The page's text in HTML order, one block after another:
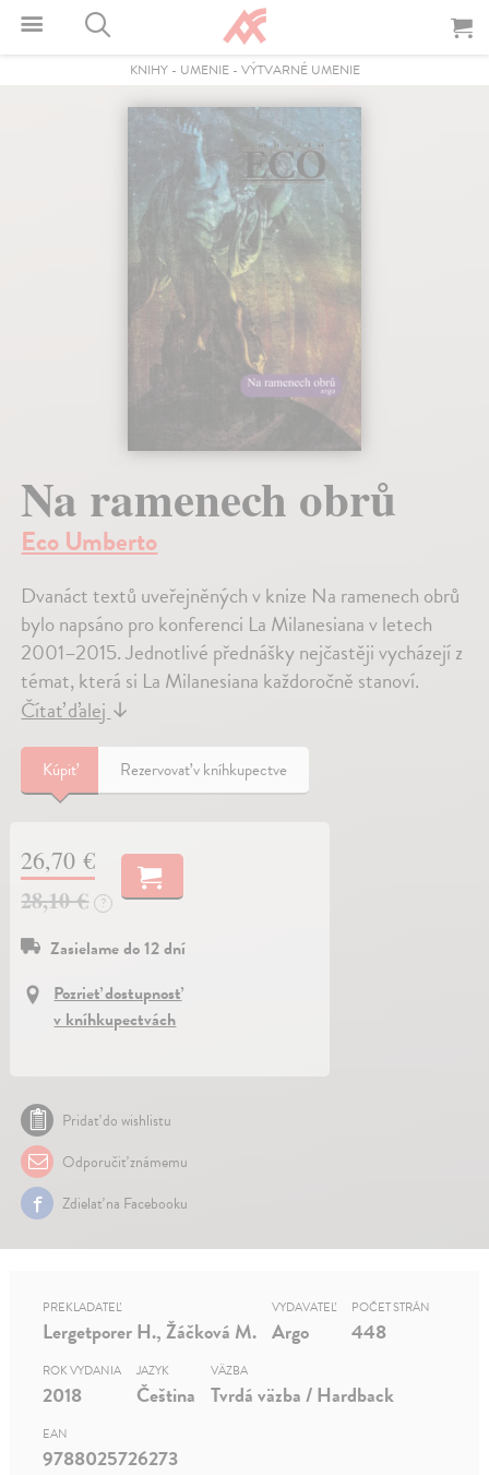
KNIHY- UMENIE- VÝTVARNÉ UMENIE
Na ramenech obrů
Eco Umberto
Dvanáct textů uveřejněných v knize Na ramenech obrů
bylo napsáno pro konferenci La Milanesiana v letech
2001–2015. Jednotlivé přednášky nejčastěji vycházejí z
témat, která si La Milanesiana každoročně stanoví.
Čítať ďalej↓
Kúpiť Rezervovať v kníhkupectve
26,70 €
28,10 €
?
Zasielame do 12 dní
Pozrieť dostupnosť
v kníhkupectvách
Pridať do wishlistu
Odporučiť známemu
Zdielať na Facebooku
PREKLADATEĽ
Lergetporer H., Žáčková M.
VYDAVATEĽ
Argo
POČET STRÁN
448
ROK VYDANIA
2018
JAZYK
Čeština
VÄZBA
Tvrdá väzba / Hardback
EAN
9788025726273